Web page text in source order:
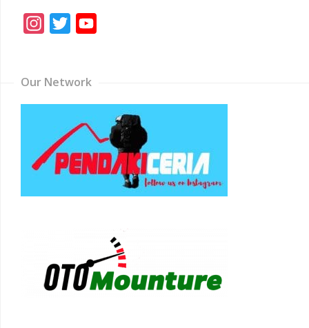
Instagram
Twitter
Our Network